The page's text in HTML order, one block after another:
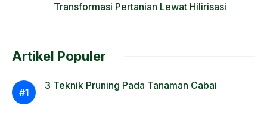
Transformasi Pertanian Lewat Hilirisasi
Artikel Populer
3 Teknik Pruning Pada Tanaman Cabai